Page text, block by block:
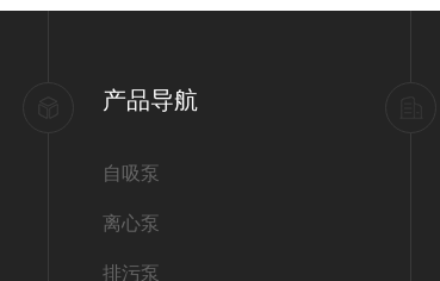
产品导航
自吸泵
离心泵
排污泵